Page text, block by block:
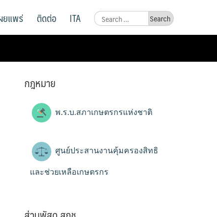
Search
for:
ยแพร่ ติดต่อ ITA
กฎหมาย
พ.ร.บ.สภาเกษตรกรแห่งชาติ
ศูนย์ประสานงานคุ้มครองสิทธิ
และช่วยเหลือเกษตรกร